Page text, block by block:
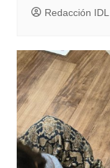
Redacción IDL